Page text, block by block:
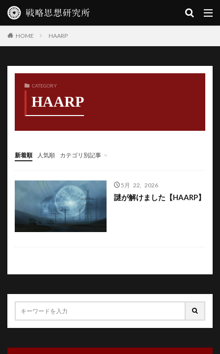
HOME HAARP
CATEGORY
HAARP
新着順 人気順
カテゴリ別記事
文明地政學叢書第一輯『歴史の闇を禊祓う』
文明地政學叢書第二輯『超克の型示し』
修験子栗原茂
5月 22, 2026
謎が解けました【HAARP】